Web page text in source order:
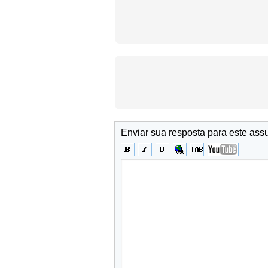
Enviar sua resposta para este